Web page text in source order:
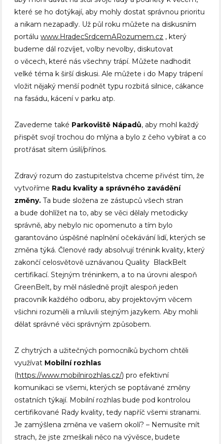
které se ho dotýkají, aby mohly dostat správnou prioritu
a nikam nezapadly. Už půl roku můžete na diskusním
portáluwww.HradecSrdcemARozumem.cz , který
budeme dál rozvíjet, volby nevolby, diskutovat
o věcech, které nás všechny trápí. Můžete nadhodit
velké téma k širší diskusi. Ale můžete i do Mapy trápení
vložit nějaký menší podnět typu rozbitá silnice, cákance
na fasádu, kácení v parku atp.
Zavedeme také Parkoviště Nápadů, aby mohl každý
přispět svojí trochou do mlýna a bylo z čeho vybírat a co
protřásat sítem úsilí/přínos.
Zdravý rozum do zastupitelstva chceme přivést tím, že
vytvoříme Radu kvality a správného zavádění
změny.Ta bude složena ze zástupců všech stran
a bude dohlížet na to, aby se věci dělaly metodicky
správně, aby nebylo nic opomenuto a tím bylo
garantováno úspěšné naplnění očekávání lidí, kterých se
změna týká. Členové rady absolvují trénink kvality, který
zakončí celosvětově uznávanou Quality BlackBelt
certifikací. Stejným tréninkem, a to na úrovni alespoň
GreenBelt, by měl následně projít alespoň jeden
pracovník každého odboru, aby projektovým věcem
všichni rozuměli a mluvili stejným jazykem. Aby mohli
dělat správné věci správným způsobem.
Z chytrých a užitečných pomocníků bychom chtěli
využívat Mobilní rozhlas
(https://www.mobilnirozhlas.cz/) pro efektivní
komunikaci se všemi, kterých se poptávané změny
ostatních týkají. Mobilní rozhlas bude pod kontrolou
certifikované Rady kvality, tedy napříč všemi stranami.
Je zamýšlena změna ve vašem okolí? – Nemusíte mít
strach, že jste zmeškali něco na vývěsce, budete